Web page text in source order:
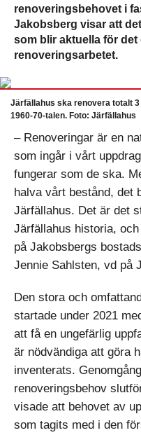
renoveringsbehovet i
Jakobsberg visar att
som blir aktuella för det
renoveringsarbetet.
Järfällahus ska renovera totalt
1960-70-talen. Foto: Järfällahus
– Renoveringar är en
som ingår i vårt
fungerar som de ska.
halva vårt bestånd, det
Järfällahus. Det är det
Järfällahus historia,
på Jakobsbergs
Jennie Sahlsten, vd på
Den stora och
startade under 2021
att få en ungefärlig
är nödvändiga att göra
inventerats.
renoveringsbehov
visade att behovet av
som tagits med i den